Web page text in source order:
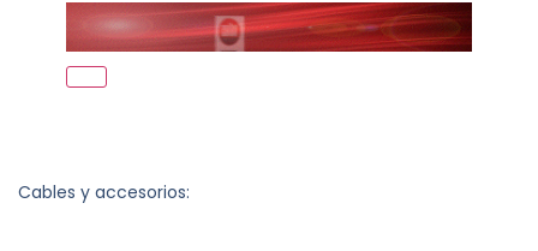
Cables y accesorios: